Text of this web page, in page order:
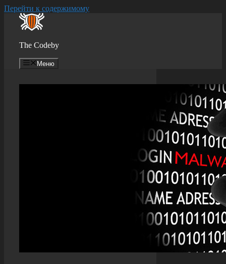
Перейти к содержимому
The Codeby
Меню